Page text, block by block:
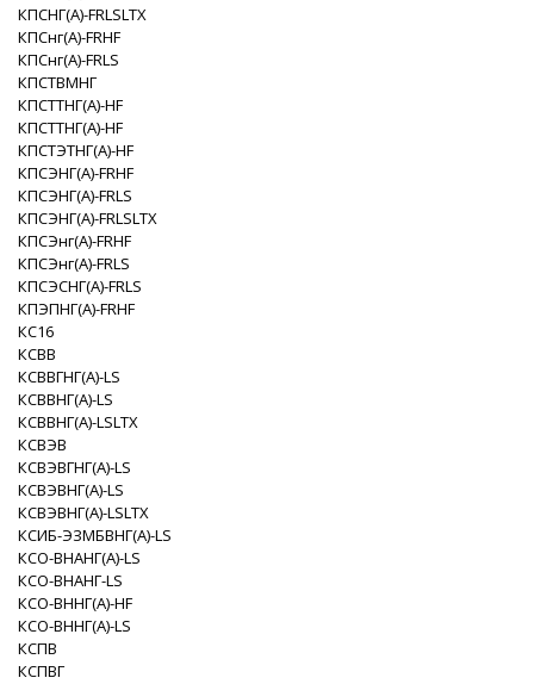
КПСНГ(A)-FRLSLTX
КПСнг(А)-FRHF
КПСнг(А)-FRLS
КПСТВМНГ
КПСТТНГ(A)-HF
КПСТТНГ(A)-НF
КПСТЭТНГ(A)-HF
КПСЭНГ(A)-FRHF
КПСЭНГ(A)-FRLS
КПСЭНГ(A)-FRLSLTX
КПСЭнг(А)-FRHF
КПСЭнг(А)-FRLS
КПСЭСНГ(A)-FRLS
КПЭПНГ(A)-FRHF
КС16
КСВВ
КСВВГНГ(A)-LS
КСВВНГ(A)-LS
КСВВНГ(A)-LSLTX
КСВЭВ
КСВЭВГНГ(A)-LS
КСВЭВНГ(A)-LS
КСВЭВНГ(A)-LSLTX
КСИБ-ЭЗМБВНГ(A)-LS
КСО-ВНАНГ(A)-LS
КСО-ВНАНГ-LS
КСО-ВННГ(A)-HF
КСО-ВННГ(A)-LS
КСПВ
КСПВГ